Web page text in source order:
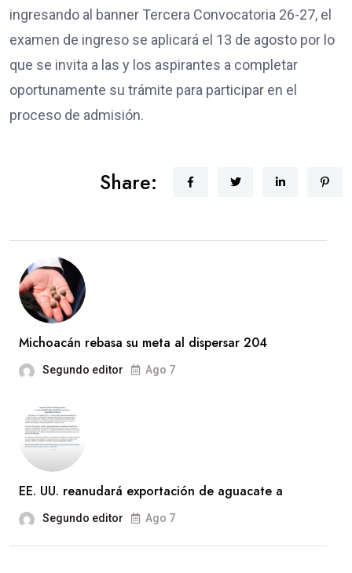
ingresando al banner Tercera Convocatoria 26-27, el
examen de ingreso se aplicará el 13 de agosto por lo
que se invita a las y los aspirantes a completar
oportunamente su trámite para participar en el
proceso de admisión.
Share:
Michoacán rebasa su meta al dispersar 204
Segundo editor Ago 7
EE. UU. reanudará exportación de aguacate a
Segundo editor Ago 7